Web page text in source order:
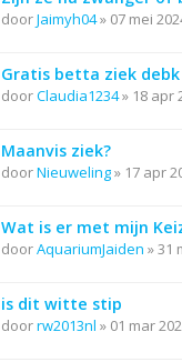
doorJaimyh04» 07 mei
Gratis betta ziek
doorClaudia1234» 18 apr
Maanvis ziek?
doorNieuweling» 17 apr
Wat is er met mijn
doorAquariumJaiden »31
is dit witte stip
doorrw2013nl » 01 mar